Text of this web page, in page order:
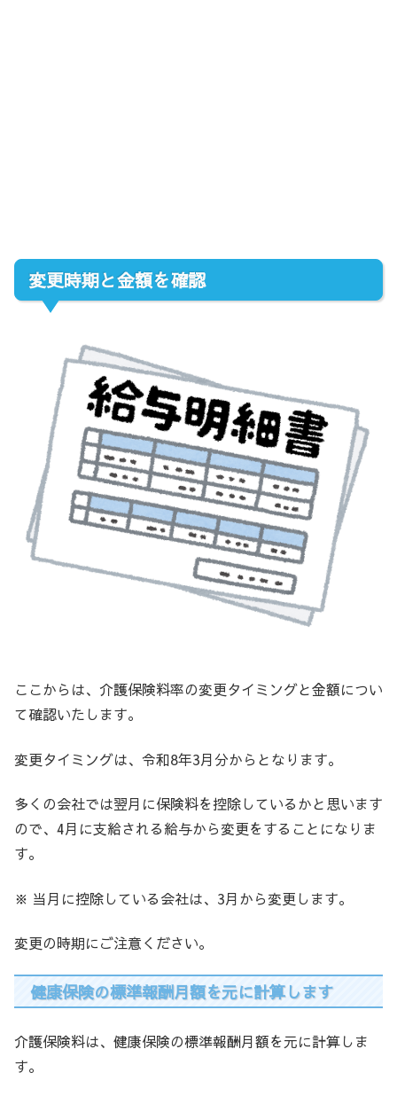
変更時期と金額を確認
ここからは、介護保険料率の変更タイミングと金額につい
て確認いたします。
変更タイミングは、令和8年3月分からとなります。
多くの会社では翌月に保険料を控除しているかと思います
ので、4月に支給される給与から変更をすることになりま
す。
※ 当月に控除している会社は、3月から変更します。
変更の時期にご注意ください。
健康保険の標準報酬月額を元に計算します
介護保険料は、健康保険の標準報酬月額を元に計算しま
す。